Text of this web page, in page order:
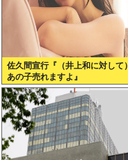
佐久間宣行『（井上和に対して）
あの子売れますよ』